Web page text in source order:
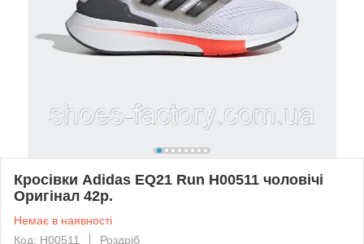
Кросівки Adidas EQ21 Run H00511 чоловічі
Оригінал 42р.
Немає в наявності
Код: H00511
Роздріб